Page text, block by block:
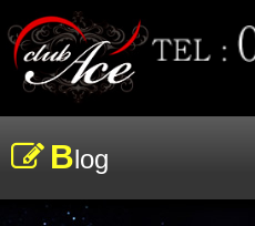
Blog